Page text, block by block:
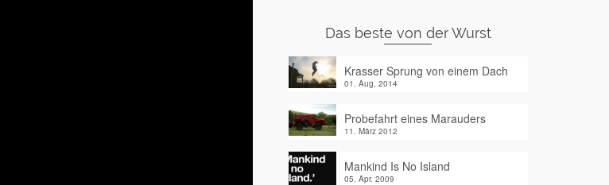
Das beste von der Wurst
Krasser Sprung von einem Dach
01. Aug. 2014
Probefahrt eines Marauders
11. März 2012
Mankind Is No Island
05. Apr. 2009